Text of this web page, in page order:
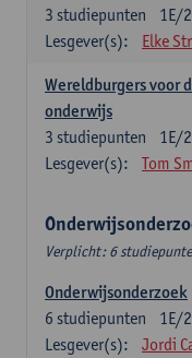
1E/
3 studiepunten
Lesgever(s):
Elke
Wereldburgers voor
onderwijs
1E/
3 studiepunten
Lesgever(s):
Tom
Verplicht: 6
Onderwijsonderzoek
1E/
6 studiepunten
Lesgever(s):
Jordi